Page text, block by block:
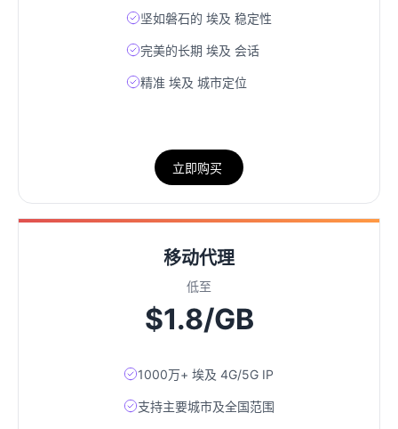
坚如磐石的 埃及 稳定性
完美的长期 埃及 会话
精准 埃及 城市定位
立即购买
移动代理
低至
$1.8/GB
1000万+ 埃及 4G/5G IP
支持主要城市及全国范围